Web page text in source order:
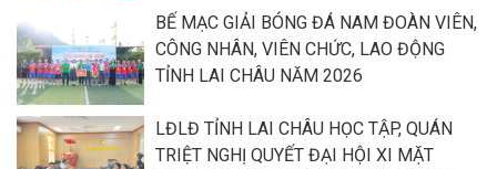
BẾ MẠC GIẢI BÓNG ĐÁ NAM ĐOÀN VIÊN,
CÔNG NHÂN, VIÊN CHỨC, LAO ĐỘNG
TỈNH LAI CHÂU NĂM 2026
LĐLĐ TỈNH LAI CHÂU HỌC TẬP, QUÁN
TRIỆT NGHỊ QUYẾT ĐẠI HỘI XI MẶT